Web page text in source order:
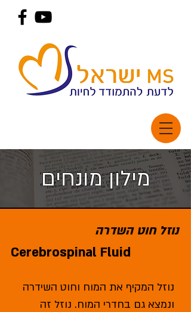
מילון מונחים
נוזל חוט השדרה
Cerebrospinal Fluid
נוזל המקיף את המוח וחוט השידרה
ונמצא גם בחדרי המוח. נוזל זה